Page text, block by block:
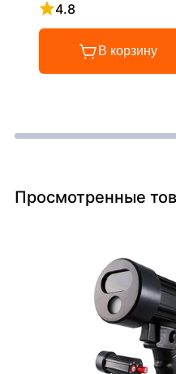
4.8
Рейтинг 4.8 из 5
В корзину
Просмотренные